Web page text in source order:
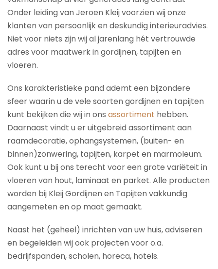
Onder leiding van Jeroen Kleij voorzien wij onze
klanten van persoonlijk en deskundig interieuradvies.
Niet voor niets zijn wij al jarenlang hét vertrouwde
adres voor maatwerk in gordijnen, tapijten en
vloeren.
Ons karakteristieke pand ademt een bijzondere
sfeer waarin u de vele soorten gordijnen en tapijten
kunt bekijken die wij in ons assortiment hebben.
Daarnaast vindt u er uitgebreid assortiment aan
raamdecoratie, ophangsystemen, (buiten- en
binnen)zonwering, tapijten, karpet en marmoleum.
Ook kunt u bij ons terecht voor een grote variëteit in
vloeren van hout, laminaat en parket. Alle producten
worden bij Kleij Gordijnen en Tapijten vakkundig
aangemeten en op maat gemaakt.
Naast het (geheel) inrichten van uw huis, adviseren
en begeleiden wij ook projecten voor o.a.
bedrijfspanden, scholen, horeca, hotels.